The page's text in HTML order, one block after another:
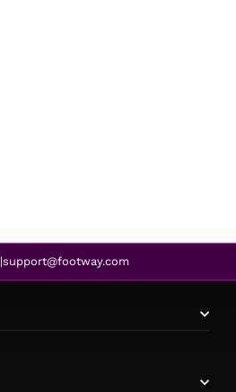
|support@footway.com